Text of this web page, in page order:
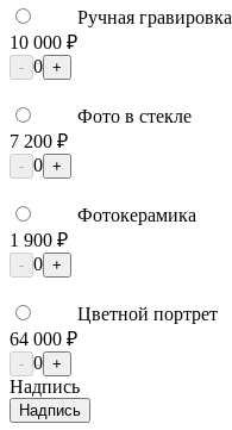
Ручная гравировка
10 000 ₽
- 0 +
Фото в стекле
7 200 ₽
- 0 +
Фотокерамика
1 900 ₽
- 0 +
Цветной портрет
64 000 ₽
- 0 +
Надпись
Надпись